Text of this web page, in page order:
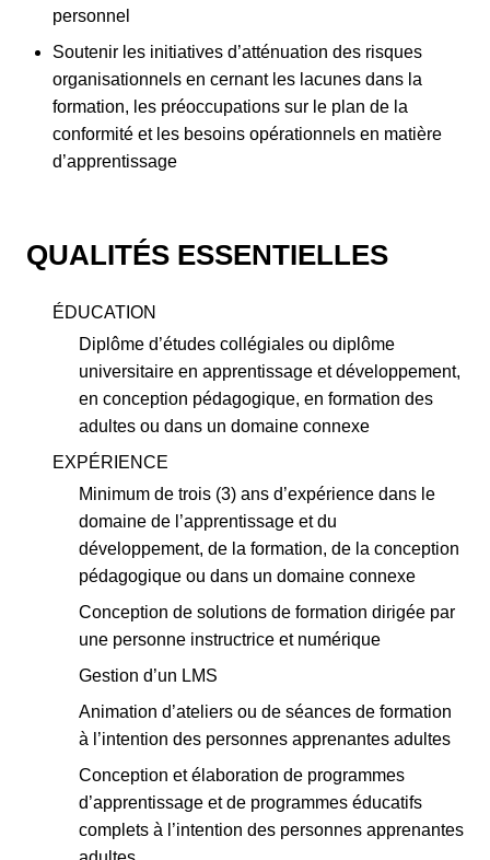
personnel
Soutenir les initiatives d’atténuation des risques
organisationnels en cernant les lacunes dans la
formation, les préoccupations sur le plan de la
conformité et les besoins opérationnels en matière
d’apprentissage
QUALITÉS ESSENTIELLES
ÉDUCATION
Diplôme d’études collégiales ou diplôme
universitaire en apprentissage et développement,
en conception pédagogique, en formation des
adultes ou dans un domaine connexe
EXPÉRIENCE
Minimum de trois (3) ans d’expérience dans le
domaine de l’apprentissage et du
développement, de la formation, de la conception
pédagogique ou dans un domaine connexe
Conception de solutions de formation dirigée par
une personne instructrice et numérique
Gestion d’un LMS
Animation d’ateliers ou de séances de formation
à l’intention des personnes apprenantes adultes
Conception et élaboration de programmes
d’apprentissage et de programmes éducatifs
complets à l’intention des personnes apprenantes